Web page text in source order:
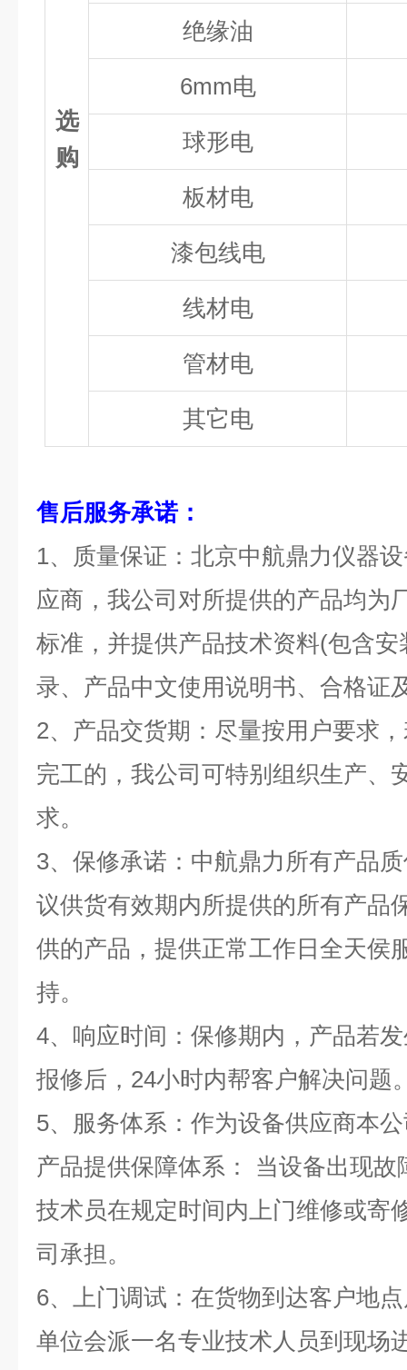
选
购
绝缘油
6mm电
球形电
板材电
漆包线电
线材电
管材电
其它电
售后服务承诺：
1、质量保证：北京中航鼎力仪器
应商，我公司对所提供的产品均为
标准，并提供产品技术资料(包含
录、产品中文使用说明书、合格证
2、产品交货期：尽量按用户要求
完工的，我公司可特别组织生产、
求。
3、保修承诺：中航鼎力所有产品
议供货有效期内所提供的所有产品
供的产品，提供正常工作日全天侯
持。
4、响应时间：保修期内，产品若
报修后，24小时内帮客户解决问题
5、服务体系：作为设备供应商本
产品提供保障体系： 当设备出现
技术员在规定时间内上门维修或寄
司承担。
6、上门调试：在货物到达客户地
单位会派一名专业技术人员到现场